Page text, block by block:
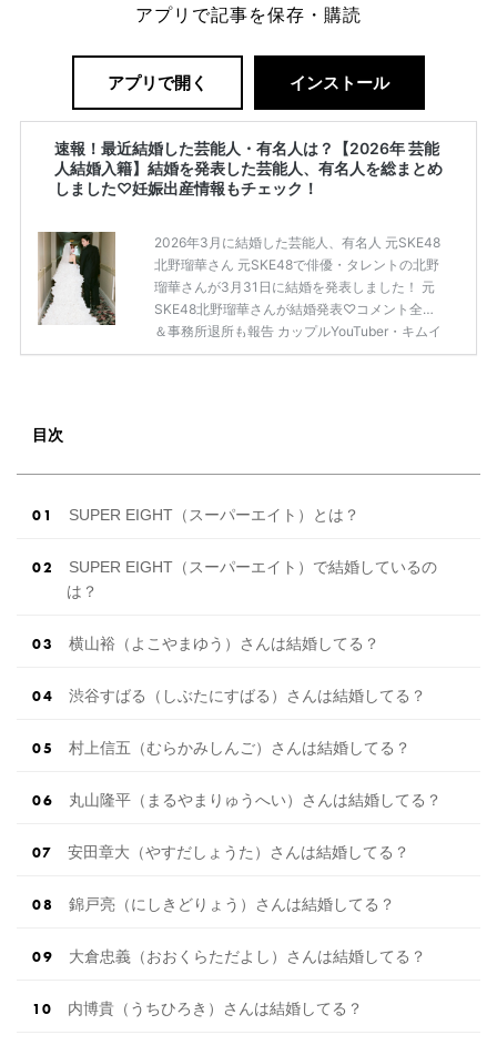
アプリで記事を保存・購読
アプリで開く インストール
速報！最近結婚した芸能人・有名人は？【2026年 芸能
人結婚入籍】結婚を発表した芸能人、有名人を総まとめ
しました♡妊娠出産情報もチェック！
2026年3月に結婚した芸能人、有名人 元SKE48
北野瑠華さん 元SKE48で俳優・タレントの北野
瑠華さんが3月31日に結婚を発表しました！ 元
SKE48北野瑠華さんが結婚発表♡コメント全文
＆事務所退所も報告 カップルYouTuber・キムイ
オハウス 大人気カップルYouTuber「キムイオハ
ルの浅野啓介さん […] 続きを読む
目次
SUPER EIGHT（スーパーエイト）とは？
SUPER EIGHT（スーパーエイト）で結婚しているの
は？
横山裕（よこやまゆう）さんは結婚してる？
渋谷すばる（しぶたにすばる）さんは結婚してる？
村上信五（むらかみしんご）さんは結婚してる？
丸山隆平（まるやまりゅうへい）さんは結婚してる？
安田章大（やすだしょうた）さんは結婚してる？
錦戸亮（にしきどりょう）さんは結婚してる？
大倉忠義（おおくらただよし）さんは結婚してる？
内博貴（うちひろき）さんは結婚してる？